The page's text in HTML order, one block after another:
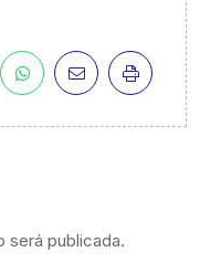
será publicada.